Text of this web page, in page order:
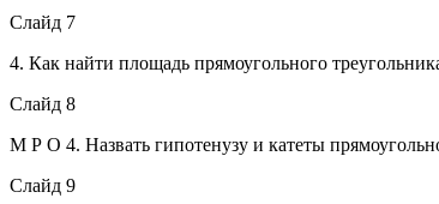
Слайд 7
4. Как найти площадь прямоугольного
Слайд 8
М Р О 4. Назвать гипотенузу и катеты
Слайд 9